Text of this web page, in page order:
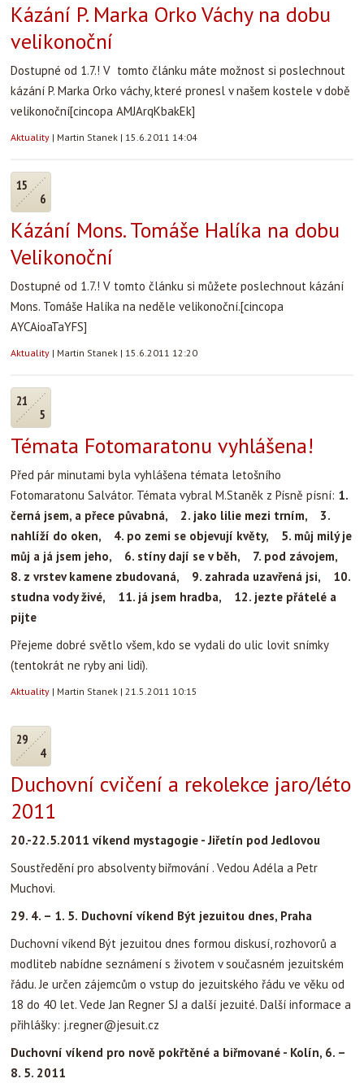
Kázání P. Marka Orko Váchy na dobu
velikonoční
Dostupné od 1.7.! V tomto článku máte možnost si poslechnout
kázání P. Marka Orko váchy, které pronesl v našem kostele v době
velikonoční[cincopa AMJArqKbakEk]
Aktuality | Martin Stanek | 15.6.2011 14:04
15
6
Kázání Mons. Tomáše Halíka na dobu
Velikonoční
Dostupné od 1.7.! V tomto článku si můžete poslechnout kázání
Mons. Tomáše Halíka na neděle velikonoční.[cincopa
AYCAioaTaYFS]
Aktuality | Martin Stanek | 15.6.2011 12:20
21
5
Témata Fotomaratonu vyhlášena!
Před pár minutami byla vyhlášena témata letošního
Fotomaratonu Salvátor. Témata vybral M.Staněk z Písně písní: 1.
černá jsem, a přece půvabná, 2. jako lilie mezi trním, 3.
nahlíží do oken, 4. po zemi se objevují květy, 5. můj milý je
můj a já jsem jeho, 6. stíny dají se v běh, 7. pod závojem,
8. z vrstev kamene zbudovaná, 9. zahrada uzavřená jsi, 10.
studna vody živé, 11. já jsem hradba, 12. jezte přátelé a
pijte
Přejeme dobré světlo všem, kdo se vydali do ulic lovit snímky
(tentokrát ne ryby ani lidi).
Aktuality | Martin Stanek | 21.5.2011 10:15
29
4
Duchovní cvičení a rekolekce jaro/léto
2011
20.-22.5.2011 víkend mystagogie - Jiřetín pod Jedlovou
Soustředění pro absolventy biřmování . Vedou Adéla a Petr
Muchovi.
29. 4. – 1. 5. Duchovní víkend Být jezuitou dnes, Praha
Duchovní víkend Být jezuitou dnes formou diskusí, rozhovorů a
modliteb nabídne seznámení s životem v současném jezuitském
řádu. Je určen zájemcům o vstup do jezuitského řádu ve věku od
18 do 40 let. Vede Jan Regner SJ a další jezuité. Další informace a
přihlášky: j.regner@jesuit.cz
Duchovní víkend pro nově pokřtěné a biřmované - Kolín, 6. –
8. 5. 2011